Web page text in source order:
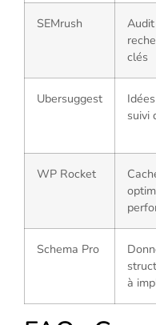
SEMrush
clés
Ubersuggest
suivi
WP Rocket
Schema Pro
à